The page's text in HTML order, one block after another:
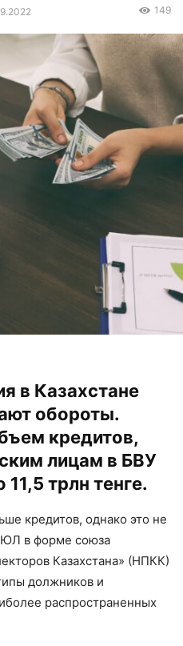
149
в Казахстане
обороты.
кредитов,
лицам в БВУ
трлн тенге.
кредитов, однако это не
в форме союза
Казахстана» (НПКК)
должников и
распространенных